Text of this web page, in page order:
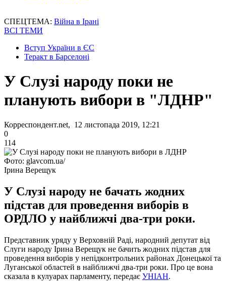
СПЕЦТЕМА: Війна в Ірані
ВСІ ТЕМИ
Вступ України в ЄС
Теракт в Барселоні
У Слузі народу поки не
планують вибори в "ЛДНР"
Корреспондент.net, 12 листопада 2019, 12:21
0
114
Фото: glavcom.ua/
Ірина Верещук
У Слузі народу не бачать жодних
підстав для проведення виборів в
ОРДЛО у найближчі два-три роки.
Представник уряду у Верховній Раді, народний депутат від
Слуги народу Ірина Верещук не бачить жодних підстав для
проведення виборів у непідконтрольних районах Донецької та
Луганської областей в найближчі два-три роки. Про це вона
сказала в кулуарах парламенту, передає УНІАН.